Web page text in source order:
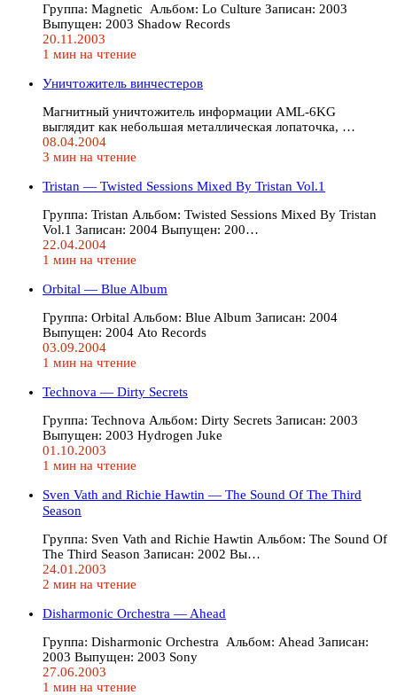
Группа: Magnetic Альбом: Lo Culture Записан: 2003
Выпущен: 2003 Shadow Records
20.11.2003
1 мин на чтение
Уничтожитель винчестеров
Магнитный уничтожитель информации AML-6KG
выглядит как небольшая металлическая лопаточка, …
08.04.2004
3 мин на чтение
Tristan — Twisted Sessions Mixed By Tristan Vol.1
Группа: Tristan Альбом: Twisted Sessions Mixed By Tristan
Vol.1 Записан: 2004 Выпущен: 200…
22.04.2004
1 мин на чтение
Orbital — Blue Album
Группа: Orbital Альбом: Blue Album Записан: 2004
Выпущен: 2004 Ato Records
03.09.2004
1 мин на чтение
Technova — Dirty Secrets
Группа: Technova Альбом: Dirty Secrets Записан: 2003
Выпущен: 2003 Hydrogen Juke
01.10.2003
1 мин на чтение
Sven Vath and Richie Hawtin — The Sound Of The Third
Season
Группа: Sven Vath and Richie Hawtin Альбом: The Sound Of
The Third Season Записан: 2002 Вы…
24.01.2003
2 мин на чтение
Disharmonic Orchestra — Ahead
Группа: Disharmonic Orchestra Альбом: Ahead Записан:
2003 Выпущен: 2003 Sony
27.06.2003
1 мин на чтение